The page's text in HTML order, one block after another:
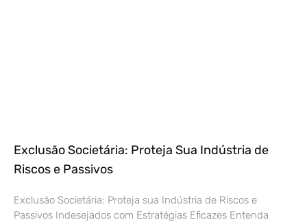
Exclusão Societária: Proteja Sua Indústria de
Riscos e Passivos
Exclusão Societária: Proteja sua Indústria de Riscos e
Passivos Indesejados com Estratégias Eficazes Entenda